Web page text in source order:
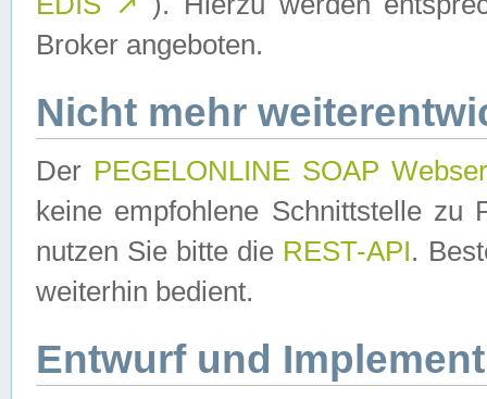
Broker angeboten.
Nicht mehr
Der PEGELONLINE SOAP
keine empfohlene Schnittstelle zu
nutzen Sie bitte die REST-API.
weiterhin bedient.
Entwurf und